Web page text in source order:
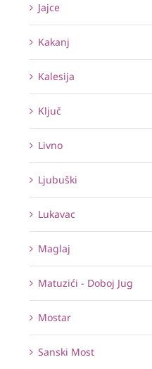
Jajce
Kakanj
Kalesija
Ključ
Livno
Ljubuški
Lukavac
Maglaj
Matuzići - Doboj Jug
Mostar
Sanski Most